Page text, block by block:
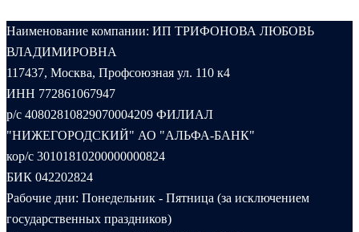
Наименование компании: ИП ТРИФОНОВА ЛЮБОВЬ
ВЛАДИМИРОВНА
117437, Москва, Профсоюзная ул. 110 к4
ИНН 772861067947
р/с 40802810829070004209 ФИЛИАЛ
"НИЖЕГОРОДСКИЙ" АО "АЛЬФА-БАНК"
кор/с 30101810200000000824
БИК 042202824
Рабочие дни: Понедельник - Пятница (за исключением
государственных праздников)